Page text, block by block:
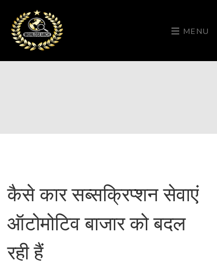
MENU
कैसे कार सब्सक्रिप्शन सेवाएं
ऑटोमोटिव बाजार को बदल
रही हैं